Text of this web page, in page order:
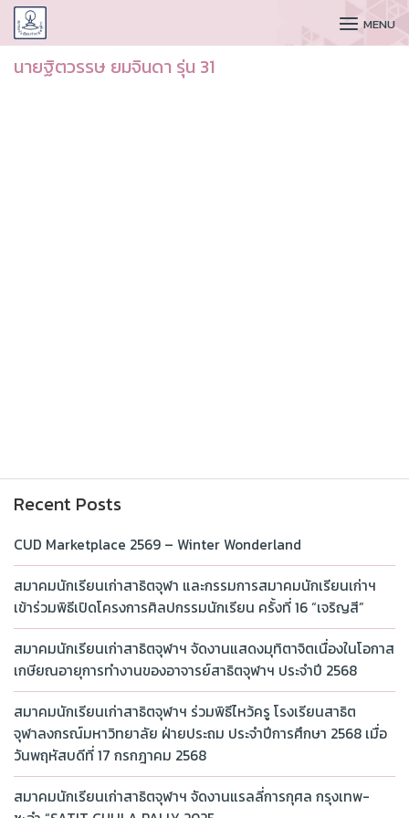
CUDAA MENU
นายฐิตวรรษ ยมจินดา รุ่น 31
Recent Posts
CUD Marketplace 2569 – Winter Wonderland
สมาคมนักเรียนเก่าสาธิตจุฬา และกรรมการสมาคมนักเรียนเก่าฯ
เข้าร่วมพิธีเปิดโครงการศิลปกรรมนักเรียน ครั้งที่ 16 “เจริญสี”
สมาคมนักเรียนเก่าสาธิตจุฬาฯ จัดงานแสดงมุทิตาจิตเนื่องในโอกาส
เกษียณอายุการทำงานของอาจารย์สาธิตจุฬาฯ ประจำปี 2568
สมาคมนักเรียนเก่าสาธิตจุฬาฯ ร่วมพิธีไหว้ครู โรงเรียนสาธิต
จุฬาลงกรณ์มหาวิทยาลัย ฝ่ายประถม ประจำปีการศึกษา 2568 เมื่อ
วันพฤหัสบดีที่ 17 กรกฎาคม 2568
สมาคมนักเรียนเก่าสาธิตจุฬาฯ จัดงานแรลลี่การกุศล กรุงเทพ-